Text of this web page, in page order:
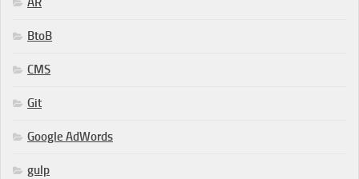
BtoB
CMS
Git
Google AdWords
gulp